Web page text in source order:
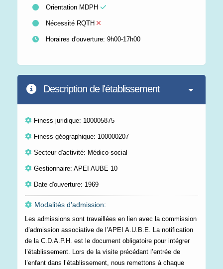
Orientation MDPH
Nécessité RQTH
Horaires d'ouverture: 9h00-17h00
Description de l'établissement
Finess juridique: 100005875
Finess géographique: 100000207
Secteur d'activité: Médico-social
Gestionnaire: APEI AUBE 10
Date d'ouverture: 1969
Modalités d'admission:
Les admissions sont travaillées en lien avec la commission
d’admission associative de l’APEI A.U.B.E. La notification
de la C.D.A.P.H. est le document obligatoire pour intégrer
l’établissement. Lors de la visite précédant l’entrée de
l’enfant dans l’établissement, nous remettons à chaque